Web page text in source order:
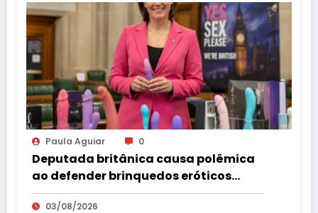
Paula Aguiar 0
Deputada britânica causa polêmica
ao defender brinquedos eróticos
como parte da educação sexual
03/08/2026